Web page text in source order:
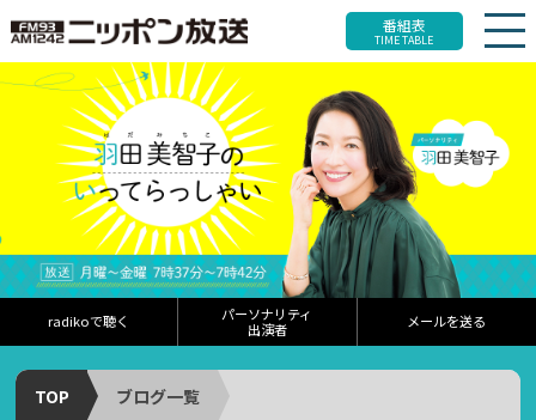
番組表
TIME TABLE
radikoで聴く
パーソナリティ
出演者
メールを送る
TOP ブログ一覧